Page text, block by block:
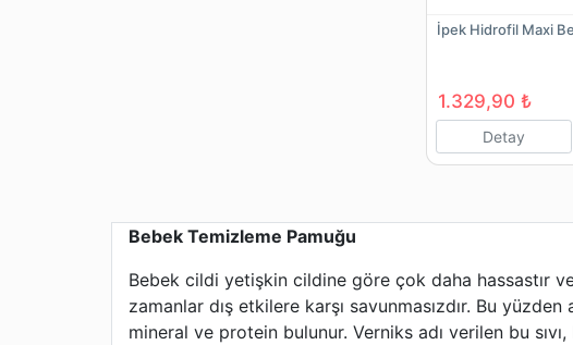
İpek Hidrofil Maxi
1.329,90 ₺
Detay
Bebek Temizleme Pamuğu
Bebek cildi yetişkin cildine göre çok daha hassastır
zamanlar dış etkilere karşı savunmasızdır. Bu
mineral ve protein bulunur. Verniks adı verilen bu